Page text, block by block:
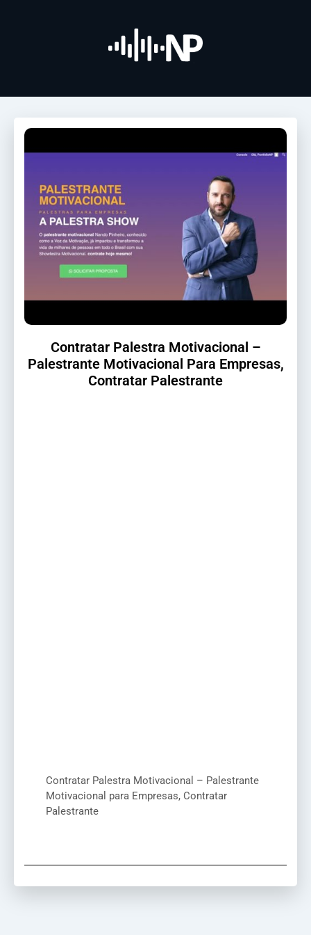
Contratar Palestra Motivacional –
Palestrante Motivacional Para Empresas,
Contratar Palestrante
Contratar Palestra Motivacional – Palestrante
Motivacional para Empresas, Contratar
Palestrante